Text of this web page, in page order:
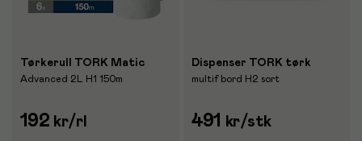
Tørkerull TORK Matic
Advanced 2L H1 150m
192 kr/rl
Dispenser TORK tørk
multif bord H2 sort
491 kr/stk